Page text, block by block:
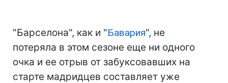
"Барселона", как и "Бавария", не
потеряла в этом сезоне еще ни одного
очка и ее отрыв от забуксовавших на
старте мадридцев составляет уже